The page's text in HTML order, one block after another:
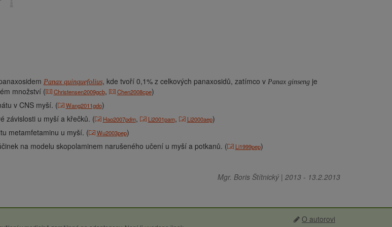
Panax quinquefolius, kde tvoří 0,1% z celkových panaxosidů, zatímco v Panax ginsengje
množství (
Christensen2009gcb, Chen2008cpe)
v CNS myší. (
Wang2011gdo)
závislosti u myší a křečků. (
Hao2007pdm, Li2001pam, Li2000aep)
metamfetaminu u myší. (
Wu2003pep)
na modelu skopolaminem narušeného učení u myší a potkanů. (
Li1999pep)
Mgr. Boris Štítnický | 2013 - 13.2.2013
O autorovi